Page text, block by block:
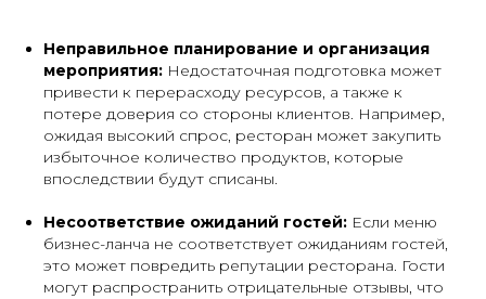
Неправильное планирование и организация
мероприятия: Недостаточная подготовка может
привести к перерасходу ресурсов, а также к
потере доверия со стороны клиентов. Например,
ожидая высокий спрос, ресторан может закупить
избыточное количество продуктов, которые
впоследствии будут списаны.
Несоответствие ожиданий гостей: Если меню
бизнес-ланча не соответствует ожиданиям гостей,
это может повредить репутации ресторана. Гости
могут распространить отрицательные отзывы, что